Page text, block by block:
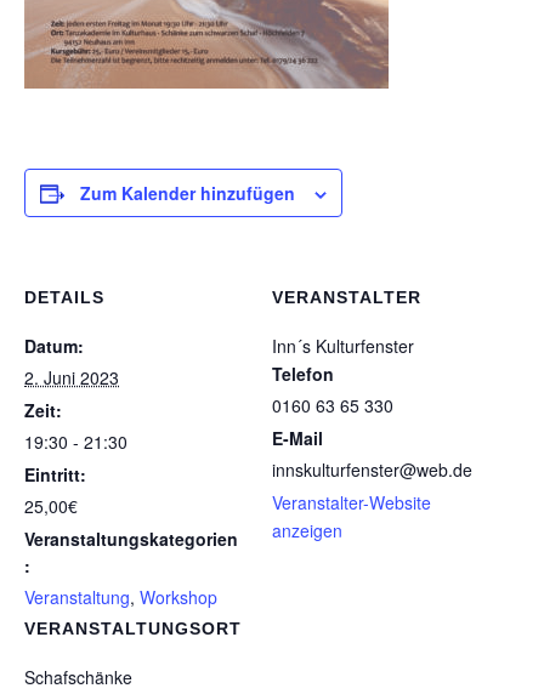
Zum Kalender hinzufügen
DETAILS
Datum:
2. Juni 2023
Zeit:
19:30 - 21:30
Eintritt:
25,00€
Veranstaltungskategorien
:
Veranstaltung, Workshop
VERANSTALTUNGSORT
Schafschänke
VERANSTALTER
Inn´s Kulturfenster
Telefon
0160 63 65 330
E-Mail
innskulturfenster@web.de
Veranstalter-Website
anzeigen